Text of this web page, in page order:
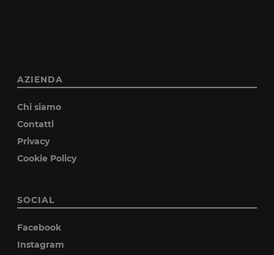
AZIENDA
Chi siamo
Contatti
Privacy
Cookie Policy
SOCIAL
Facebook
Instagram